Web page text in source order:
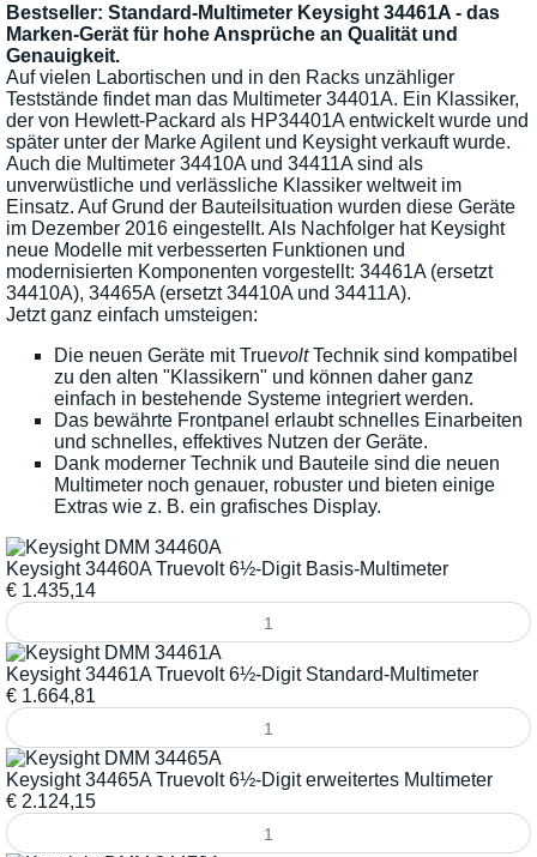
Bestseller: Standard-Multimeter Keysight 34461A - das
Marken-Gerät für hohe Ansprüche an Qualität und
Genauigkeit.
Auf vielen Labortischen und in den Racks unzähliger
Teststände findet man das Multimeter 34401A. Ein Klassiker,
der von Hewlett-Packard als HP34401A entwickelt wurde und
später unter der Marke Agilent und Keysight verkauft wurde.
Auch die Multimeter 34410A und 34411A sind als
unverwüstliche und verlässliche Klassiker weltweit im
Einsatz. Auf Grund der Bauteilsituation wurden diese Geräte
im Dezember 2016 eingestellt. Als Nachfolger hat Keysight
neue Modelle mit verbesserten Funktionen und
modernisierten Komponenten vorgestellt: 34461A (ersetzt
34410A), 34465A (ersetzt 34410A und 34411A).
Jetzt ganz einfach umsteigen:
Die neuen Geräte mit TruevoltTechnik sind kompatibel
zu den alten "Klassikern" und können daher ganz
einfach in bestehende Systeme integriert werden.
Das bewährte Frontpanel erlaubt schnelles Einarbeiten
und schnelles, effektives Nutzen der Geräte.
Dank moderner Technik und Bauteile sind die neuen
Multimeter noch genauer, robuster und bieten einige
Extras wie z. B. ein grafisches Display.
Keysight 34460A Truevolt 6½-Digit Basis-Multimeter
€ 1.435,14
Keysight 34461A Truevolt 6½-Digit Standard-Multimeter
€ 1.664,81
Keysight 34465A Truevolt 6½-Digit erweitertes Multimeter
€ 2.124,15